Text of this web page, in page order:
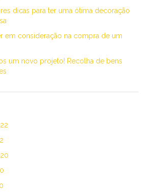
dicas para ter uma ótima decoração
em consideração na compra de um
um novo projeto! Recolha de bens